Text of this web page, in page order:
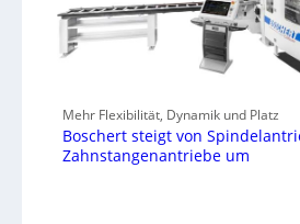
Mehr Flexibilität, Dynamik und Platz
Boschert steigt von
Zahnstangenantriebe um